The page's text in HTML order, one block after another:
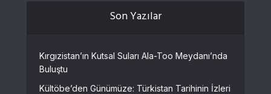
Son Yazılar
Kırgızistan’ın Kutsal Suları Ala-Too Meydanı’nda
Buluştu
Kültöbe’den Günümüze: Türkistan Tarihinin İzleri